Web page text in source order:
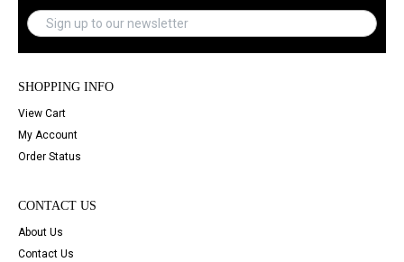
SHOPPING INFO
View Cart
My Account
Order Status
CONTACT US
About Us
Contact Us